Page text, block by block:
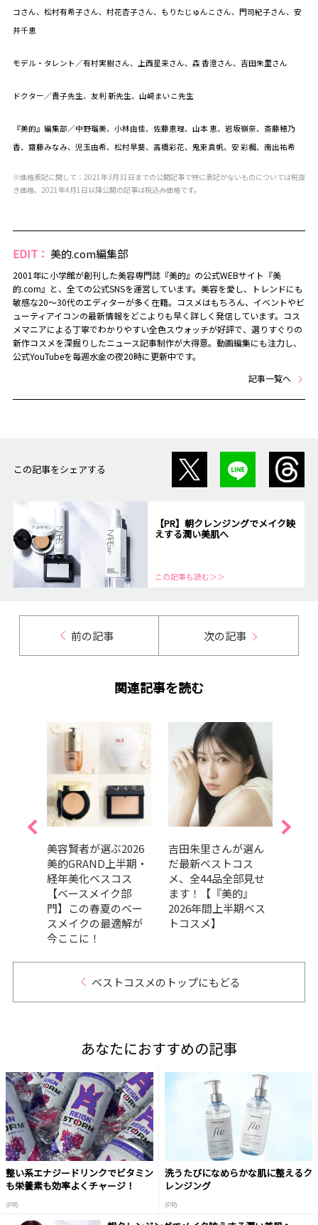
コさん、松村有希子さん、村花杏子さん、もりたじゅんこさん、門司紀子さん、安
井千恵
モデル・タレント／有村実樹さん、上西星来さん、森 香澄さん、吉田朱里さん
ドクター／貴子先生、友利 新先生、山﨑まいこ先生
『美的』編集部／中野瑠美、小林由佳、佐藤恵理、山本 恵、岩坂嶺奈、斎藤穂乃
香、齋藤みなみ、児玉由希、松村早葵、高橋彩花、鬼束真帆、安 彩楓、南出祐希
※価格表記に関して：2021年3月31日までの公開記事で特に表記がないものについては税抜
き価格、2021年4月1日以降公開の記事は税込み価格です。
EDIT： 美的.com編集部
2001年に小学館が創刊した美容専門誌『美的』の公式WEBサイト『美
的.com』と、全ての公式SNSを運営しています。美容を愛し、トレンドにも
敏感な20～30代のエディターが多く在籍。コスメはもちろん、イベントやビ
ューティアイコンの最新情報をどこよりも早く詳しく発信しています。コス
メマニアによる丁寧でわかりやすい全色スウォッチが好評で、選りすぐりの
新作コスメを深掘りしたニュース記事制作が大得意。動画編集にも注力し、
公式YouTubeを毎週水金の夜20時に更新中です。
記事一覧へ
この記事をシェアする
【PR】朝クレンジングでメイク映
えする潤い美肌へ
この記事も読む＞＞
前の記事 次の記事
関連記事を読む
美容賢者が選ぶ2026
美的GRAND上半期・
経年美化ベスコス
【ベースメイク部
門】この春夏のベー
スメイクの最適解が
今ここに！
吉田朱里さんが選ん
だ最新ベストコス
メ、全44品全部見せ
ます！【『美的』
2026年間上半期ベス
トコスメ】
ベストコスメのトップにもどる
あなたにおすすめの記事
整い系エナジードリンクでビタミン
も栄養素も効率よくチャージ！
(PR)
洗うたびになめらかな肌に整えるク
レンジング
(PR)